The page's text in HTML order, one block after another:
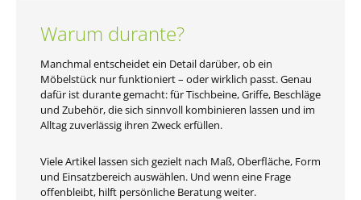
Warum durante?
Manchmal entscheidet ein Detail darüber, ob ein
Möbelstück nur funktioniert – oder wirklich passt. Genau
dafür ist durante gemacht: für Tischbeine, Griffe, Beschläge
und Zubehör, die sich sinnvoll kombinieren lassen und im
Alltag zuverlässig ihren Zweck erfüllen.
Viele Artikel lassen sich gezielt nach Maß, Oberfläche, Form
und Einsatzbereich auswählen. Und wenn eine Frage
offenbleibt, hilft persönliche Beratung weiter.